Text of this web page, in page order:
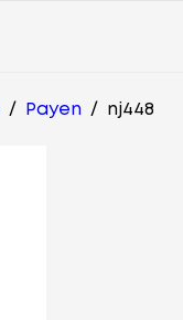
/ Payen / nj448